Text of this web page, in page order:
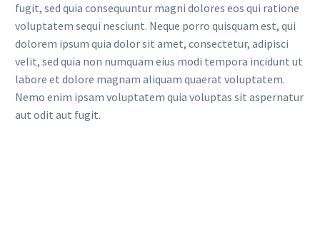
fugit, sed quia consequuntur magni dolores eos qui ratione
voluptatem sequi nesciunt. Neque porro quisquam est, qui
dolorem ipsum quia dolor sit amet, consectetur, adipisci
velit, sed quia non numquam eius modi tempora incidunt ut
labore et dolore magnam aliquam quaerat voluptatem.
Nemo enim ipsam voluptatem quia voluptas sit aspernatur
aut odit aut fugit.